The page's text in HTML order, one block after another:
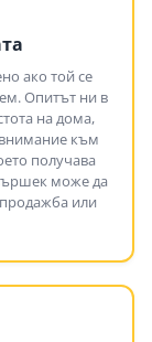
ако той се
Опитът ни в
на дома,
към
получава
може да
или